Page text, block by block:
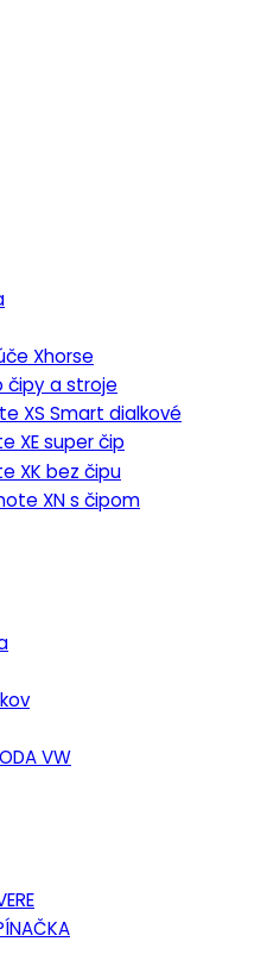
Xhorse
čipy a stroje
XS Smart dialkové
XE super čip
XK bez čipu
XN s čipom
VW